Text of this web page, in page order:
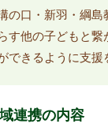
の口・新羽・綱島
す他の子どもと繋
できるように支援
連携の内容